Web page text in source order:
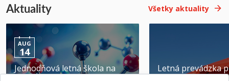
Aktuality Všetky aktuality
AUG
14
Jednodňová letná škola na
Letná prevádzka